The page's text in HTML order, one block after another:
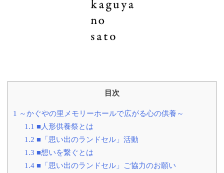
目次
1 ～かぐやの里メモリーホールで広がる心の供養～
1.1 ■人形供養祭とは
1.2 ■「思い出のランドセル」活動
1.3 ■想いを繋ぐとは
1.4■「思い出のランドセル」ご協力のお願い